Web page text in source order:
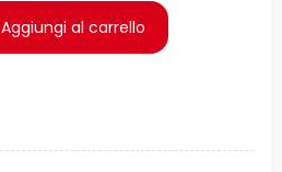
Aggiungi al carrello